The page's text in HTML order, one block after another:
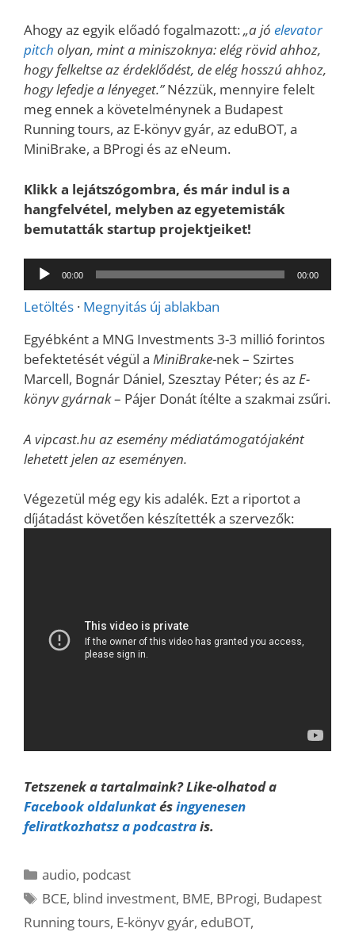
Ahogy az egyik előadó fogalmazott:„a jó elevator
pitch olyan, mint a miniszoknya: elég rövid ahhoz,
hogy felkeltse az érdeklődést, de elég hosszú ahhoz,
hogy lefedje a lényeget.”Nézzük, mennyire felelt
meg ennek a követelménynek a Budapest
Running tours, az E-könyv gyár, az eduBOT, a
MiniBrake, a BProgi és az eNeum.
Klikk a lejátszógombra, és már indul is a
hangfelvétel, melyben az egyetemisták
bemutatták startup projektjeiket!
Audió
lejátszó
00:00 00:00
Letöltés · Megnyitás új ablakban
Egyébként a MNG Investments 3-3 millió forintos
befektetését végül a MiniBrake-nek – Szirtes
Marcell, Bognár Dániel, Szesztay Péter; és azE-
könyv gyárnak– Pájer Donát ítélte a szakmai zsűri.
A vipcast.hu az esemény médiatámogatójaként
lehetett jelen az eseményen.
Végezetül még egy kis adalék. Ezt a riportot a
díjátadást követően készítették a szervezők:
Tetszenek a tartalmaink? Like-olhatod a
Facebook oldalunkatésingyenesen
feliratkozhatsz a podcastrais.
Kategória
audio, podcast
Címkék
BCE, blind investment, BME, BProgi, Budapest
Running tours, E-könyv gyár, eduBOT,